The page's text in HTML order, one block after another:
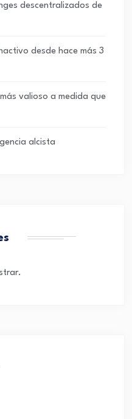
descentralizados de
desde hace más 3
valioso a medida que
alcista